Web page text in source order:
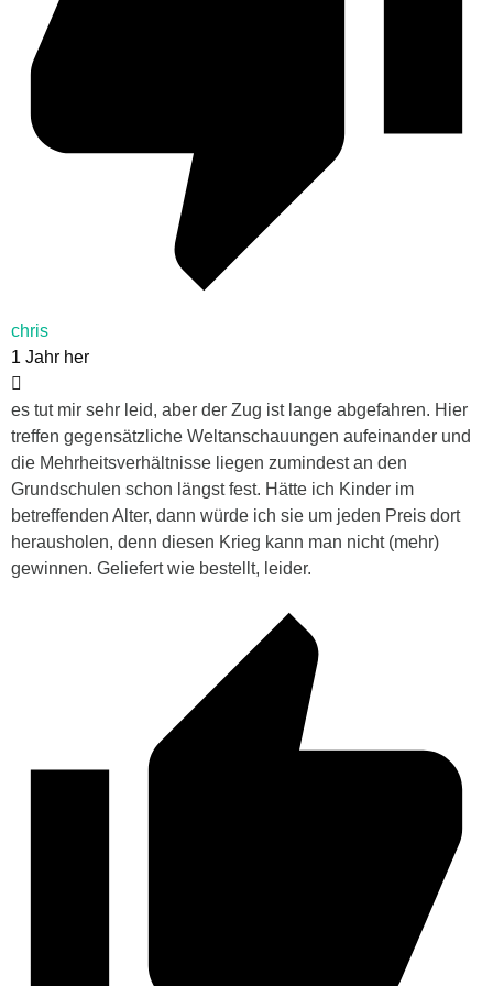
chris
1 Jahr her
es tut mir sehr leid, aber der Zug ist lange abgefahren. Hier
treffen gegensätzliche Weltanschauungen aufeinander und
die Mehrheitsverhältnisse liegen zumindest an den
Grundschulen schon längst fest. Hätte ich Kinder im
betreffenden Alter, dann würde ich sie um jeden Preis dort
herausholen, denn diesen Krieg kann man nicht (mehr)
gewinnen. Geliefert wie bestellt, leider.